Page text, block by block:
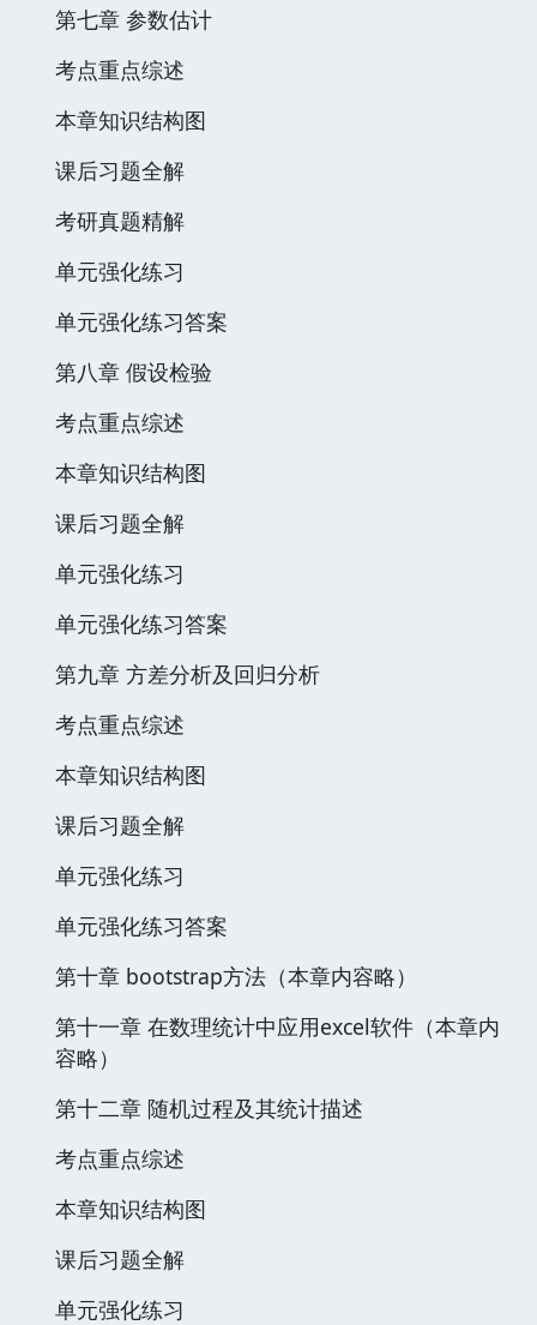
第七章 参数估计
考点重点综述
本章知识结构图
课后习题全解
考研真题精解
单元强化练习
单元强化练习答案
第八章 假设检验
考点重点综述
本章知识结构图
课后习题全解
单元强化练习
单元强化练习答案
第九章 方差分析及回归分析
考点重点综述
本章知识结构图
课后习题全解
单元强化练习
单元强化练习答案
第十章 bootstrap方法（本章内容略）
第十一章 在数理统计中应用excel软件（本章内
容略）
第十二章 随机过程及其统计描述
考点重点综述
本章知识结构图
课后习题全解
单元强化练习